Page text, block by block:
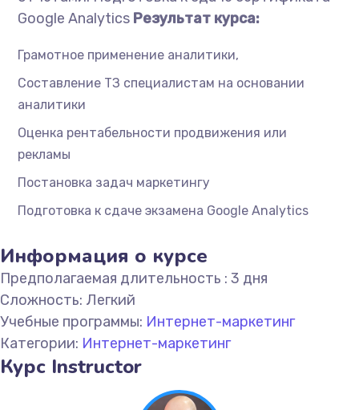
Google Analytics Результат курса:
Грамотное применение аналитики,
Составление ТЗ специалистам на основании
аналитики
Оценка рентабельности продвижения или
рекламы
Постановка задач маркетингу
Подготовка к сдаче экзамена Google Analytics
Информация о курсе
Предполагаемая длительность : 3 дня
Сложность: Легкий
Учебные программы: Интернет-маркетинг
Категории: Интернет-маркетинг
Курс Instructor